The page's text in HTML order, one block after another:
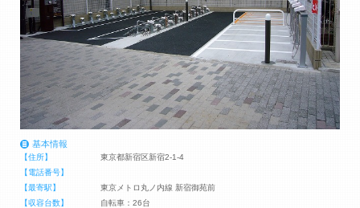
基本情報
【住所】
東京都新宿区新宿2-1-4
【電話番号】
【最寄駅】
東京メトロ丸ノ内線 新宿御苑前
【収容台数】
自転車：26台